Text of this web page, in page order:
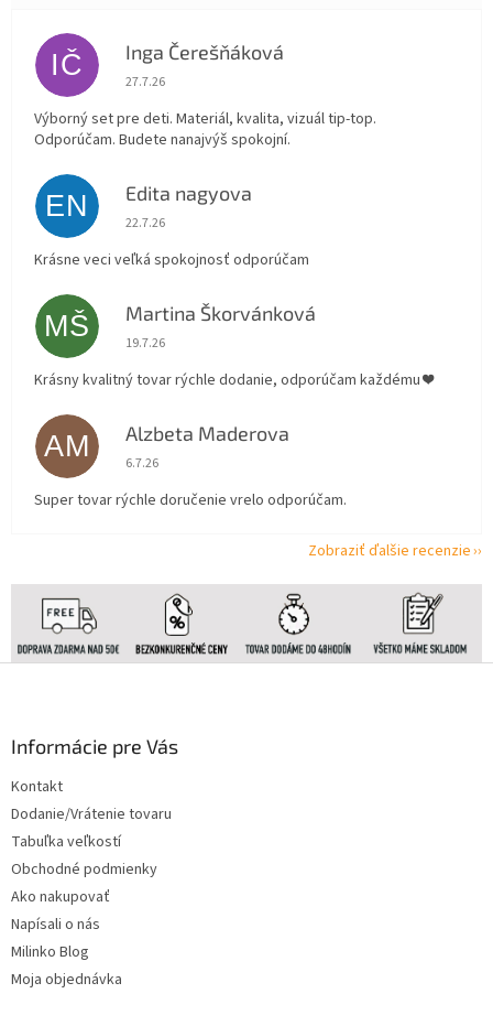
IČ Inga Čerešňáková
Hodnotenie obchodu je 5 z 5 hviezdičiek.
27.7.26
Výborný set pre deti. Materiál, kvalita, vizuál tip-top.
Odporúčam. Budete nanajvýš spokojní.
EN Edita nagyova
Hodnotenie obchodu je 5 z 5 hviezdičiek.
22.7.26
Krásne veci veľká spokojnosť odporúčam
MŠ Martina Škorvánková
Hodnotenie obchodu je 5 z 5 hviezdičiek.
19.7.26
Krásny kvalitný tovar rýchle dodanie, odporúčam každému ❤️
AM Alzbeta Maderova
Hodnotenie obchodu je 5 z 5 hviezdičiek.
6.7.26
Super tovar rýchle doručenie vrelo odporúčam.
Zobraziť ďalšie recenzie
Informácie pre Vás
Kontakt
Dodanie/Vrátenie tovaru
Tabuľka veľkostí
Obchodné podmienky
Ako nakupovať
Napísali o nás
Milinko Blog
Moja objednávka